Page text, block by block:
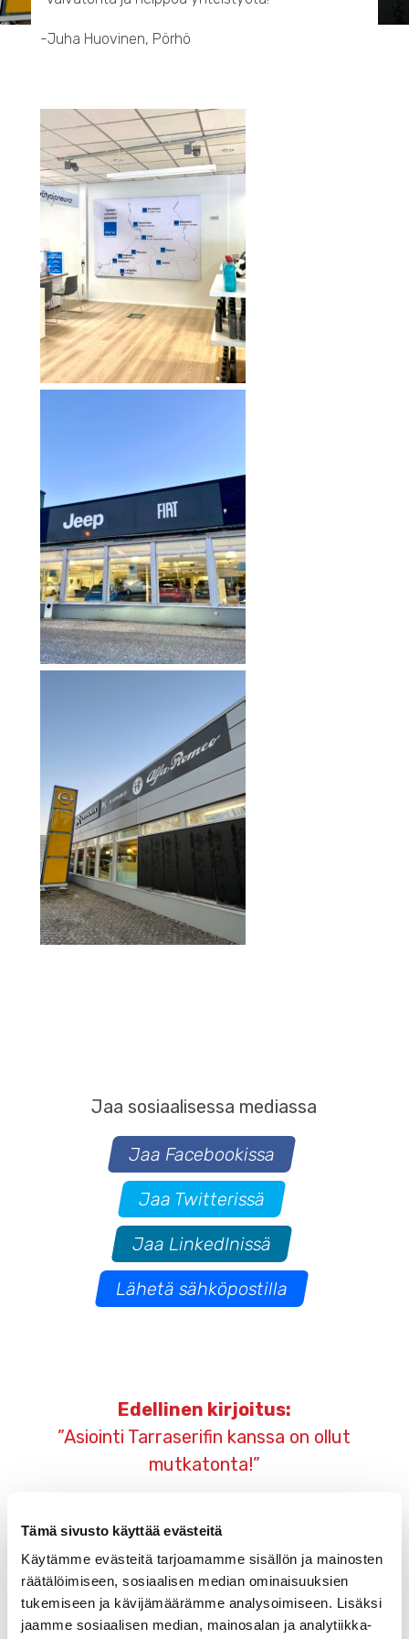
Tämä sivusto käyttää evästeitä
Käytämme evästeitä tarjoamamme sisällön ja mainosten
räätälöimiseen, sosiaalisen median ominaisuuksien
tukemiseen ja kävijämäärämme analysoimiseen. Lisäksi
jaamme sosiaalisen median, mainosalan ja analytiikka-
-Juha Huovinen, Pörhö
Jaa sosiaalisessa mediassa
Jaa Facebookissa
Jaa Twitterissä
Jaa LinkedInissä
Lähetä sähköpostilla
Artikkelien
selaus
Edellinen kirjoitus:
”Asiointi Tarraserifin kanssa on ollut
mutkatonta!”
Seuraava kirjoitus:
Meiltä valomainokset!